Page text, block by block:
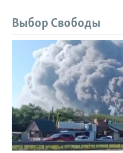
Выбор Свободы